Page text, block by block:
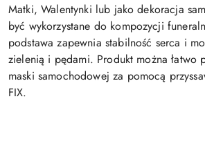
Matki, Walentynki lub jako dekoracja
być wykorzystane do kompozycji
podstawa zapewnia stabilność serca i
zielenią i pędami. Produkt można łatwo
maski samochodowej za pomocą
FIX.